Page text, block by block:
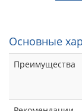
Основные
Преимущества